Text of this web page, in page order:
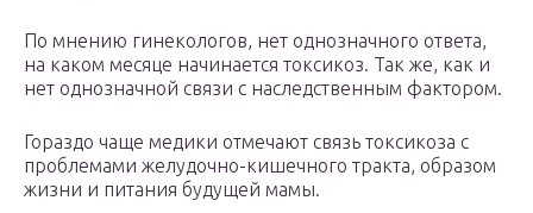
По мнению гинекологов, нет однозначного ответа,
на каком месяце начинается токсикоз. Так же, как и
нет однозначной связи с наследственным фактором.
Гораздо чаще медики отмечают связь токсикоза с
проблемами желудочно-кишечного тракта, образом
жизни и питания будущей мамы.